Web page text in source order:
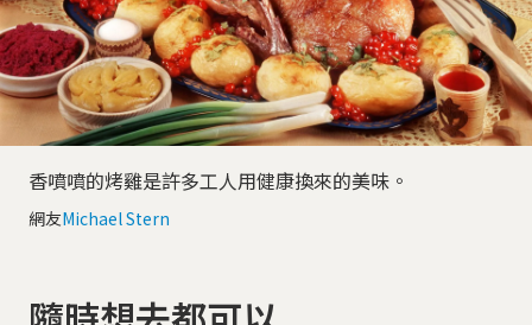
香噴噴的烤雞是許多工人用健康換來的美味。
網友Michael Stern